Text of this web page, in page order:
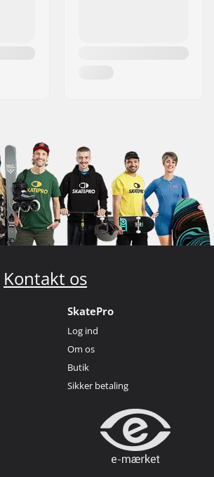
Kontakt os
SkatePro
Log ind
Om os
Butik
Sikker betaling